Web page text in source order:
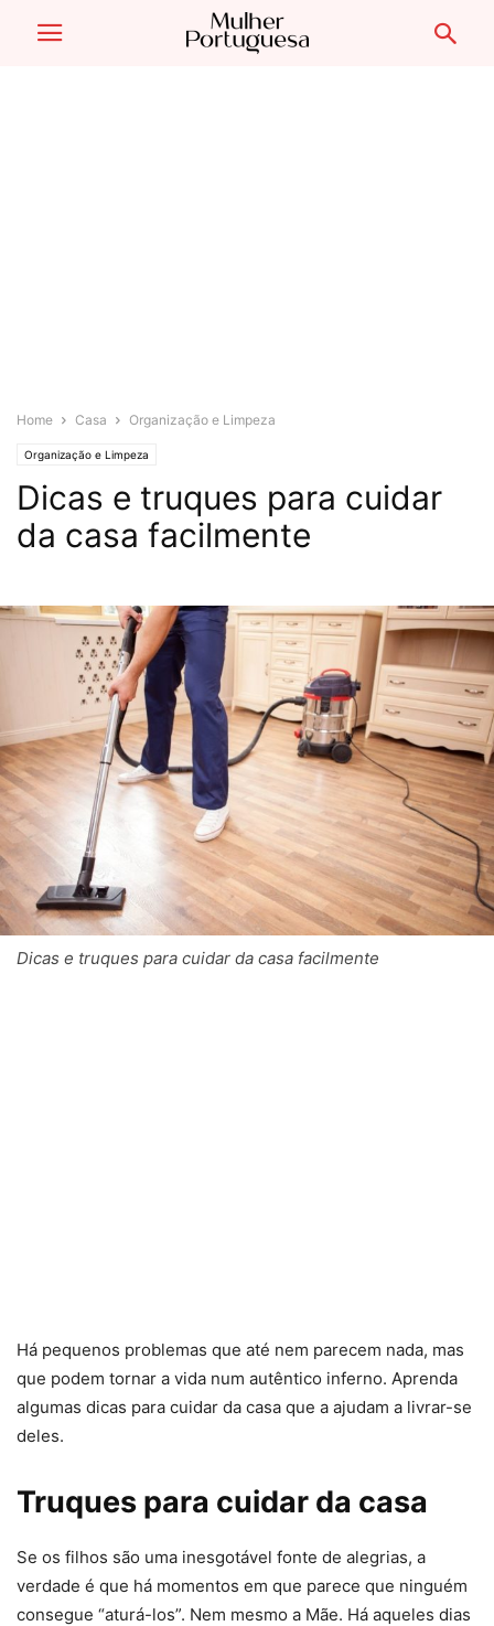
Home Casa Organização e Limpeza
Organização e Limpeza
Dicas e truques para cuidar
da casa facilmente
Dicas e truques para cuidar da casa facilmente
Há pequenos problemas que até nem parecem nada, mas
que podem tornar a vida num autêntico inferno. Aprenda
algumas dicas para cuidar da casa que a ajudam a livrar-se
deles.
Truques para cuidar da casa
Se os filhos são uma inesgotável fonte de alegrias, a
verdade é que há momentos em que parece que ninguém
consegue “aturá-los”. Nem mesmo a Mãe. Há aqueles dias